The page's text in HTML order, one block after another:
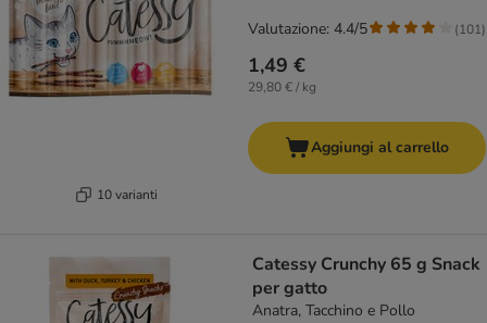
10 varianti
1,49 €
29,80 € / kg
Valutazione: 4.4/5 (101)
Aggiungi al carrello
Catessy Crunchy 65 g Snack
per gatto
Anatra, Tacchino e Pollo